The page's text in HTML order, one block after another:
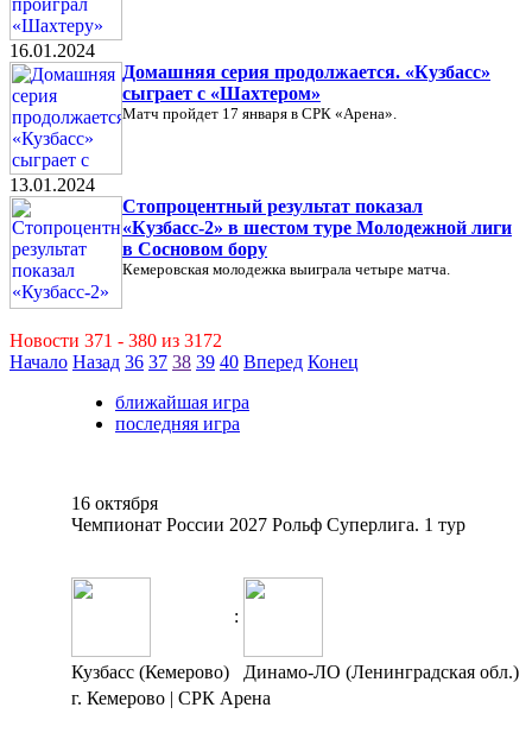
16.01.2024
Домашняя серия продолжается. «Кузбасс»
сыграет с «Шахтером»
Матч пройдет 17 января в СРК «Арена».
13.01.2024
Стопроцентный результат показал
«Кузбасс-2» в шестом туре Молодежной лиги
в Сосновом бору
Кемеровская молодежка выиграла четыре матча.
Новости 371 - 380 из 3172
Начало Назад 36 37 38 39 40 Вперед Конец
ближайшая игра
последняя игра
16 октября
Чемпионат России 2027 Рольф Суперлига. 1 тур
:
Кузбасс (Кемерово)
Динамо-ЛО (Ленинградская обл.)
г. Кемерово | СРК Арена